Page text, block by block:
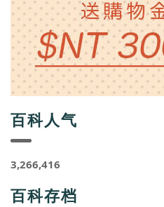
百科人气
3,266,416
百科存档